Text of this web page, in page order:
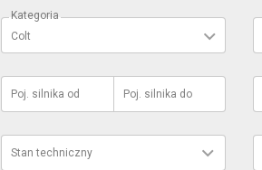
Kategoria
Colt
Poj. silnika od Poj. silnika do
Stan techniczny